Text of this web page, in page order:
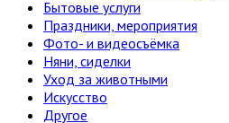
Бытовые услуги
Праздники, мероприятия
Фото- и видеосъёмка
Няни, сиделки
Уход за животными
Искусство
Другое